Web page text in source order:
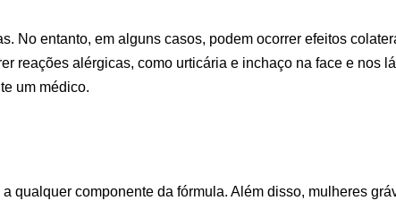
No entanto, em alguns casos, podem ocorrer efeitos
reações alérgicas, como urticária e inchaço na face e nos
um médico.
componente da fórmula. Além disso, mulheres